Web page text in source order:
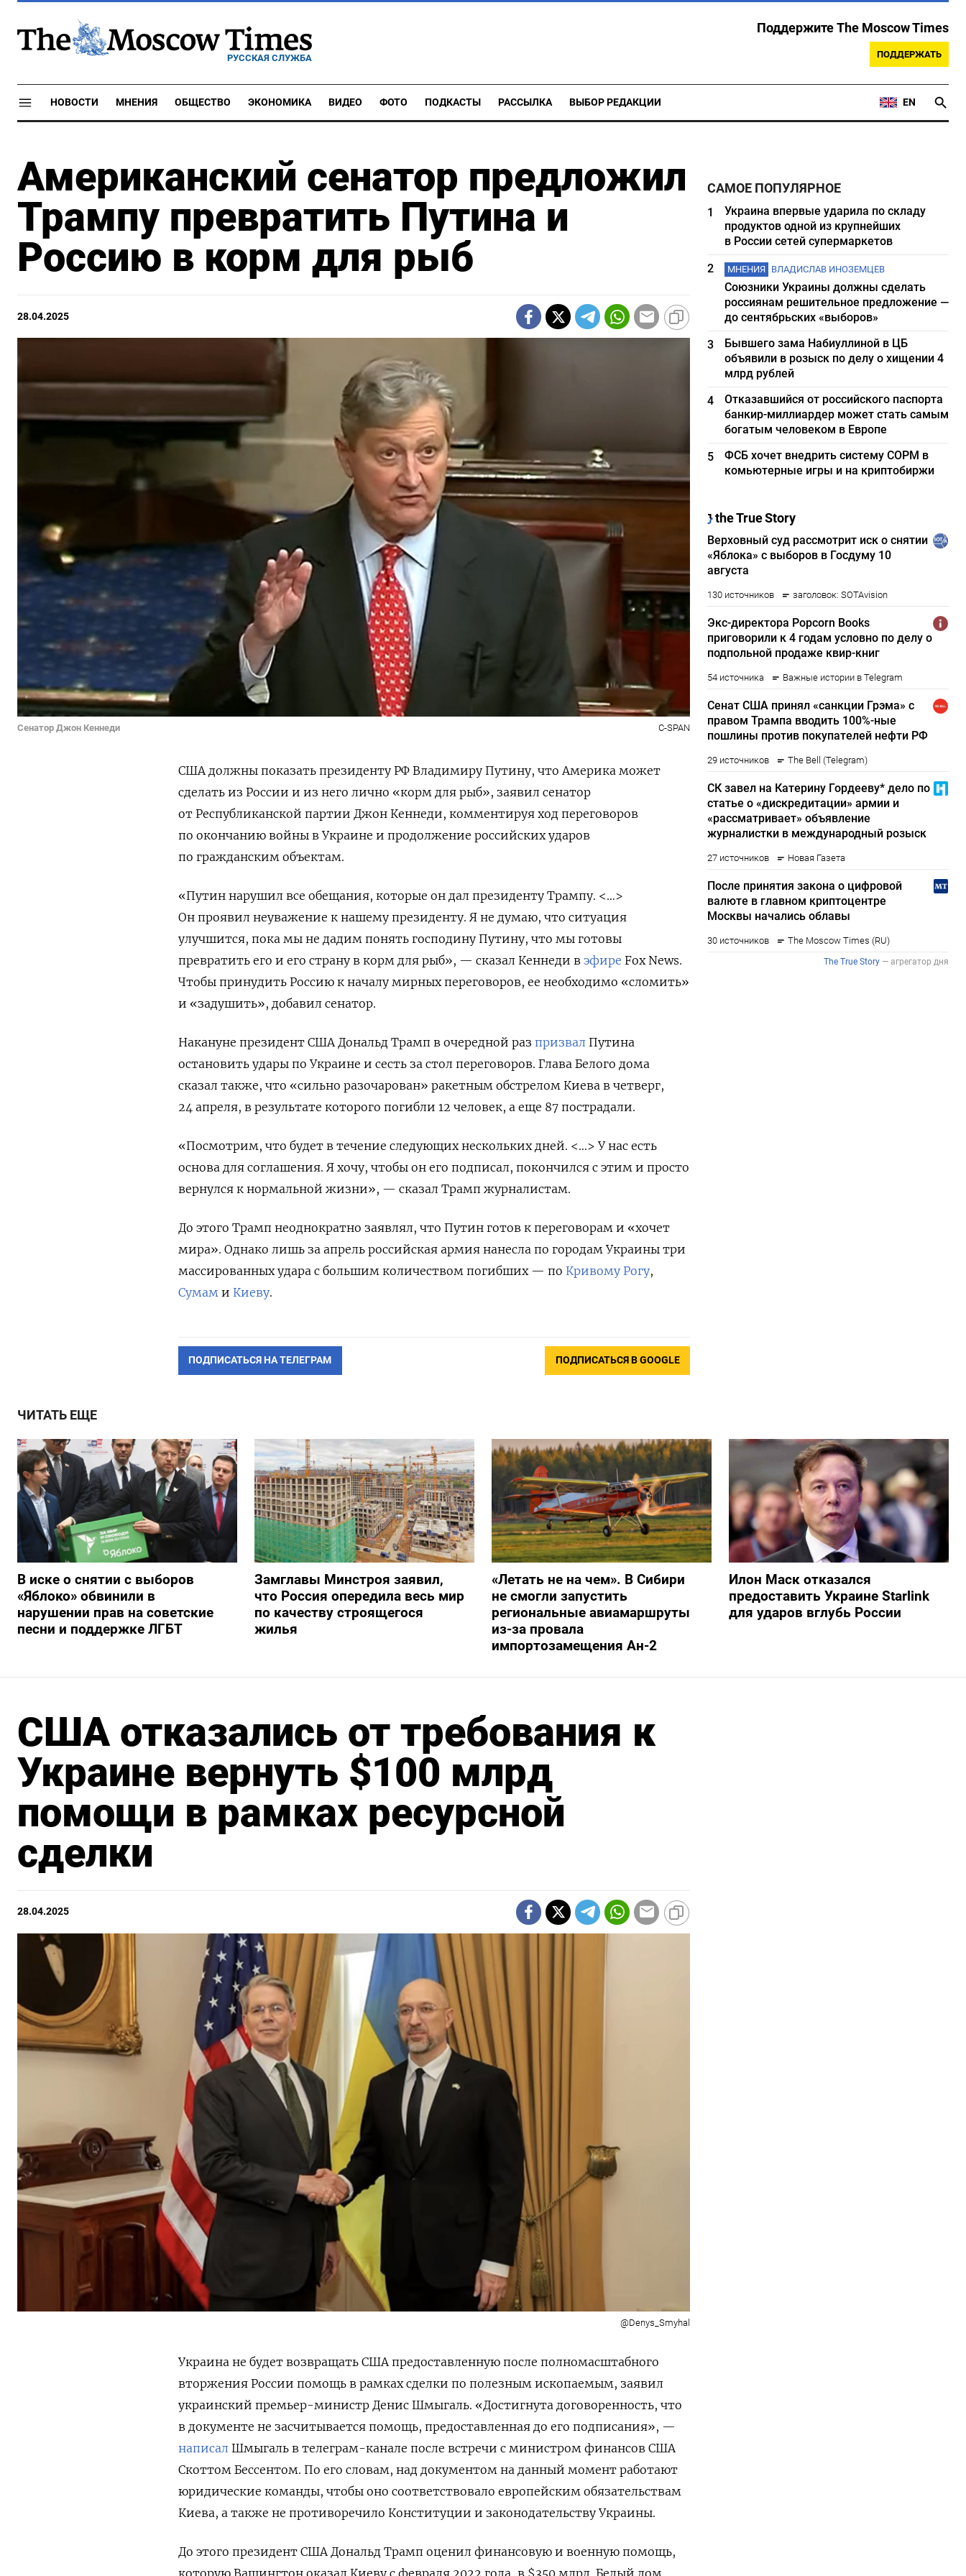
РУССКАЯ СЛУЖБА
Поддержите The Moscow Times
ПОДДЕРЖАТЬ
НОВОСТИ МНЕНИЯ ОБЩЕСТВО ЭКОНОМИКА ВИДЕО ФОТО ПОДКАСТЫ РАССЫЛКА ВЫБОР РЕДАКЦИИ EN
Американский сенатор предложил
Трампу превратить Путина и
Россию в корм для рыб
28.04.2025
Сенатор Джон Кеннеди C-SPAN
США должны показать президенту РФ Владимиру Путину, что Америка может
сделать из России и из него лично «корм для рыб», заявил сенатор
от Республиканской партии Джон Кеннеди, комментируя ход переговоров
по окончанию войны в Украине и продолжение российских ударов
по гражданским объектам.
«Путин нарушил все обещания, которые он дал президенту Трампу. <…>
Он проявил неуважение к нашему президенту. Я не думаю, что ситуация
улучшится, пока мы не дадим понять господину Путину, что мы готовы
превратить его и его страну в корм для рыб», — сказал Кеннеди в эфире Fox News.
Чтобы принудить Россию к началу мирных переговоров, ее необходимо «сломить»
и «задушить», добавил сенатор.
Накануне президент США Дональд Трамп в очередной раз призвал Путина
остановить удары по Украине и сесть за стол переговоров. Глава Белого дома
сказал также, что «сильно разочарован» ракетным обстрелом Киева в четверг,
24 апреля, в результате которого погибли 12 человек, а еще 87 пострадали.
«Посмотрим, что будет в течение следующих нескольких дней. <…> У нас есть
основа для соглашения. Я хочу, чтобы он его подписал, покончился с этим и просто
вернулся к нормальной жизни», — сказал Трамп журналистам.
До этого Трамп неоднократно заявлял, что Путин готов к переговорам и «хочет
мира». Однако лишь за апрель российская армия нанесла по городам Украины три
массированных удара с большим количеством погибших — по Кривому Рогу,
Сумам и Киеву.
ПОДПИСАТЬСЯ НА ТЕЛЕГРАМ ПОДПИСАТЬСЯ В GOOGLE
САМОЕ ПОПУЛЯРНОЕ
1
Украина впервые ударила по складу
продуктов одной из крупнейших
в России сетей супермаркетов
2
МНЕНИЯ ВЛАДИСЛАВ ИНОЗЕМЦЕВ
Союзники Украины должны сделать
россиянам решительное предложение —
до сентябрьских «выборов»
3
Бывшего зама Набиуллиной в ЦБ
объявили в розыск по делу о хищении 4
млрд рублей
4
Отказавшийся от российского паспорта
банкир-миллиардер может стать самым
богатым человеком в Европе
5
ФСБ хочет внедрить систему СОРМ в
комьютерные игры и на криптобиржи
ЧИТАТЬ ЕЩЕ
В иске о снятии с выборов
«Яблоко» обвинили в
нарушении прав на советские
песни и поддержке ЛГБТ
Замглавы Минстроя заявил,
что Россия опередила весь мир
по качеству строящегося
жилья
«Летать не на чем». В Сибири
не смогли запустить
региональные авиамаршруты
из-за провала
импортозамещения Ан-2
Илон Маск отказался
предоставить Украине Starlink
для ударов вглубь России
США отказались от требования к
Украине вернуть $100 млрд
помощи в рамках ресурсной
сделки
28.04.2025
@Denys_Smyhal
Украина не будет возвращать США предоставленную после полномасштабного
вторжения России помощь в рамках сделки по полезным ископаемым, заявил
украинский премьер-министр Денис Шмыгаль. «Достигнута договоренность, что
в документе не засчитывается помощь, предоставленная до его подписания», —
написал Шмыгаль в телеграм-канале после встречи с министром финансов США
Скоттом Бессентом. По его словам, над документом на данный момент работают
юридические команды, чтобы оно соответствовало европейским обязательствам
Киева, а также не противоречило Конституции и законодательству Украины.
До этого президент США Дональд Трамп оценил финансовую и военную помощь,